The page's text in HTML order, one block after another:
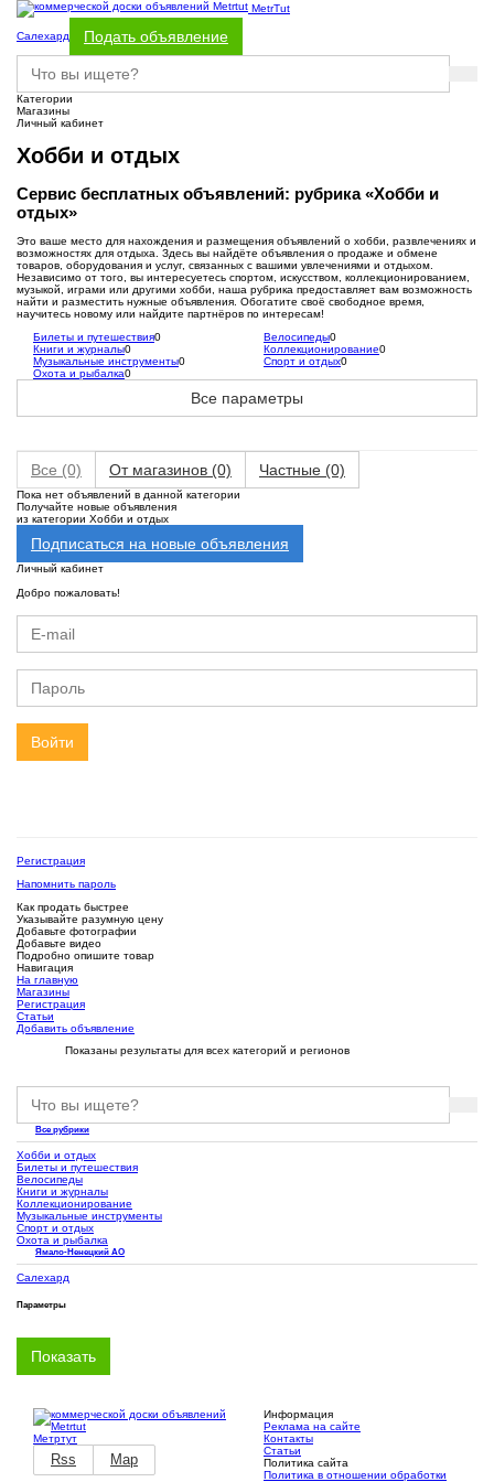
MetrTut
Салехард Подать объявление
Категории
Магазины
Личный кабинет
Хобби и отдых
Сервис бесплатных объявлений: рубрика «Хобби и
отдых»
Это ваше место для нахождения и размещения объявлений о хобби, развлечениях и
возможностях для отдыха. Здесь вы найдёте объявления о продаже и обмене
товаров, оборудования и услуг, связанных с вашими увлечениями и отдыхом.
Независимо от того, вы интересуетесь спортом, искусством, коллекционированием,
музыкой, играми или другими хобби, наша рубрика предоставляет вам возможность
найти и разместить нужные объявления. Обогатите своё свободное время,
научитесь новому или найдите партнёров по интересам!
Билеты и путешествия0 Велосипеды0
Книги и журналы0 Коллекционирование0
Музыкальные инструменты0 Спорт и отдых0
Охота и рыбалка0
Все параметры
Все (0) От магазинов (0) Частные (0)
Пока нет объявлений в данной категории
Получайте новые объявления
из категории Хобби и отдых
Подписаться на новые объявления
Личный кабинет
Добро пожаловать!
Войти
Регистрация
Напомнить пароль
Как продать быстрее
Указывайте разумную цену
Добавьте фотографии
Добавьте видео
Подробно опишите товар
Навигация
На главную
Магазины
Регистрация
Статьи
Добавить объявление
Показаны результаты для всех категорий и регионов
Все рубрики
Хобби и отдых
Билеты и путешествия
Велосипеды
Книги и журналы
Коллекционирование
Музыкальные инструменты
Спорт и отдых
Охота и рыбалка
Ямало-Ненецкий АО
Салехард
Параметры
Метртут
Rss Map
Информация
Реклама на сайте
Контакты
Статьи
Политика сайта
Политика в отношении обработки